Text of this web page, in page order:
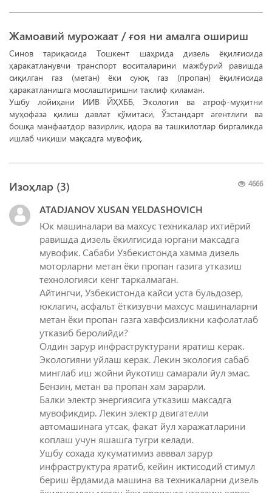
Жамоавий мурожаат / ғоя ни амалга ошириш
Синов тариқасида Тошкент шаҳрида дизель ёқилғисида
ҳаракатланувчи транспорт воситаларини мажбурий равишда
сиқилган газ (метан) ёки суюқ газ (пропан) ёқилғисида
ҳаракатланишга мослаштиришни таклиф қиламан.
Ушбу лойиҳани ИИВ ЙҲХББ, Экология ва атроф-муҳитни
муҳофаза қилиш давлат қўмитаси, Ўзстандарт агентлиги ва
бошқа манфаатдор вазирлик, идора ва ташкилотлар биргаликда
ишлаб чиқиши мақсадга мувофиқ.
4666
Изоҳлар (3)
ATADJANOV XUSAN YELDASHOVICH
Юк машиналари ва махсус техникалар ихтиёрий
равишда дизель ёкилгисида юргани максадга
мувофик. Сабаби Узбекистонда хамма дизель
моторларни метан ёки пропан газига утказиш
технологияси кенг таркалмаган.
Айтингчи, Узбекистонда кайси уста бульдозер,
юклагич, асфальт ёткизувчи махсус машиналарни
метан ёки пропан газга хавфсизликни кафолатлаб
утказиб беролийди?
Олдин зарур инфраструктурани яратиш керак.
Экологияни уйлаш керак. Лекин экология сабаб
минглаб иш жойни йукотиш самарали йул эмас.
Бензин, метан ва пропан хам зарарли.
Балки электр энергиясига утказиш максадга
мувофикдир. Лекин электр двигателли
автомашинага утсак, факат йул харажатларини
коплаш учун яшашга тугри келади.
Ушбу сохада хукуматимиз авввал зарур
инфраструктура яратиб, кейин иктисодий стимул
бериш ёрдамида машина ва техникаларни дизель